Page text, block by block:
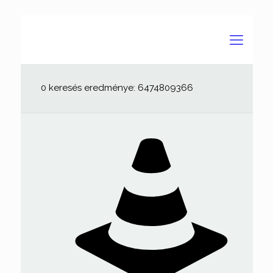
0 keresés eredménye: 6474809366